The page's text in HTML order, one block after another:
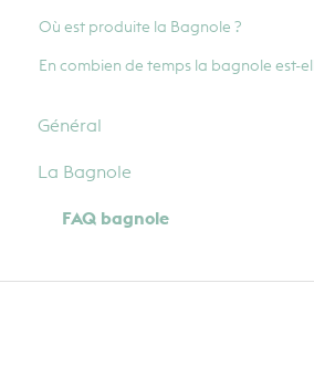
Où est produite la Bagnole ?
En combien de temps la bagnole est-
Général
Paiement
La Bagnole
FAQ bagnole